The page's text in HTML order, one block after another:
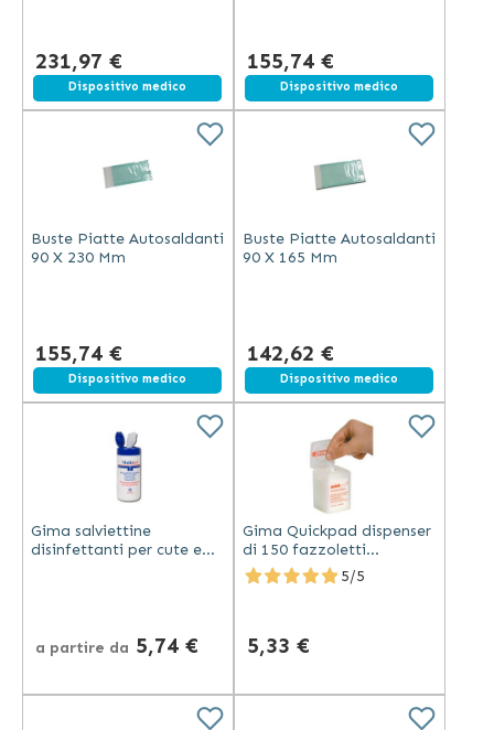
231,97 €
Spedizione gratuita
Dispositivo medico
155,74 €
Dispositivo medico
Buste Piatte Autosaldanti
90 X 230 Mm
155,74 €
Dispositivo medico
Buste Piatte Autosaldanti
90 X 165 Mm
142,62 €
Dispositivo medico
Gima salviettine
disinfettanti per cute e
a partire da 5,74 €
Gima Quickpad dispenser
di 150 fazzoletti
impregnati con alcool
isopropilico 70%
5/5
5,33 €